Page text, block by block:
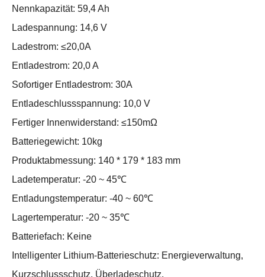
Nennkapazität: 59,4 Ah
Ladespannung: 14,6 V
Ladestrom: ≤20,0A
Entladestrom: 20,0 A
Sofortiger Entladestrom: 30A
Entladeschlussspannung: 10,0 V
Fertiger Innenwiderstand: ≤150mΩ
Batteriegewicht: 10kg
Produktabmessung: 140 * 179 * 183 mm
Ladetemperatur: -20 ~ 45℃
Entladungstemperatur: -40 ~ 60℃
Lagertemperatur: -20 ~ 35℃
Batteriefach: Keine
Intelligenter Lithium-Batterieschutz: Energieverwaltung,
Kurzschlussschutz, Überladeschutz,